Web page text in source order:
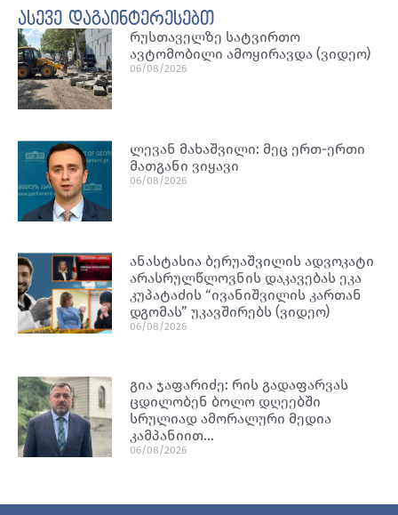
ასევე დაგაინტერესებთ
რუსთაველზე სატვირთო
ავტომობილი ამოყირავდა (ვიდეო)
06/08/2026
ლევან მახაშვილი: მეც ერთ-ერთი
მათგანი ვიყავი
06/08/2026
ანასტასია ბერუაშვილის ადვოკატი
არასრულწლოვნის დაკავებას ეკა
კუპატაძის “ივანიშვილის კართან
დგომას” უკავშირებს (ვიდეო)
06/08/2026
გია ჯაფარიძე: რის გადაფარვას
ცდილობენ ბოლო დღეებში
სრულიად ამორალური მედია
კამპანიით…
06/08/2026